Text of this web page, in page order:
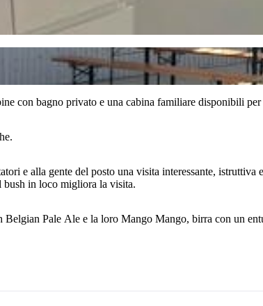
con bagno privato e una cabina familiare disponibili
e alla gente del posto una visita interessante,
bush in loco migliora la visita.
Pale Ale e la loro Mango Mango, birra con un